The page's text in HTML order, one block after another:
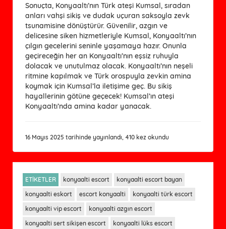
Sonuçta, Konyaaltı’nın Türk ateşi Kumsal, sıradan
anları vahşi sikiş ve dudak uçuran saksoyla zevk
tsunamisine dönüştürür. Güvenilir, azgın ve
delicesine siken hizmetleriyle Kumsal, Konyaaltı’nın
çılgın gecelerini seninle yaşamaya hazır. Onunla
geçireceğin her an Konyaaltı’nın eşsiz ruhuyla
dolacak ve unutulmaz olacak. Konyaaltı’nın neşeli
ritmine kapılmak ve Türk orospuyla zevkin amina
koymak için Kumsal’la iletişime geç. Bu sikiş
hayallerinin götüne geçecek! Kumsal’ın ateşi
Konyaaltı’nda amina kadar yanacak.
16 Mayıs 2025 tarihinde yayınlandı, 410 kez okundu
ETİKETLER konyaalti escort
konyaalti escort bayan
konyaalti eskort
escort konyaalti
konyaalti türk escort
konyaalti vip escort
konyaalti azgın escort
konyaalti sert sikişen escort
konyaalti lüks escort